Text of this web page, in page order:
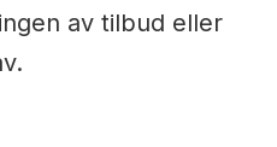
av tilbud eller